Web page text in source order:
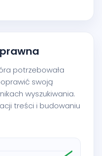
potrzebowała
swoją
wyszukiwania.
treści i budowaniu